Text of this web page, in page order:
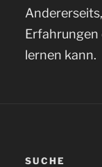
Erfahrungen
lernen kann.
SUCHE